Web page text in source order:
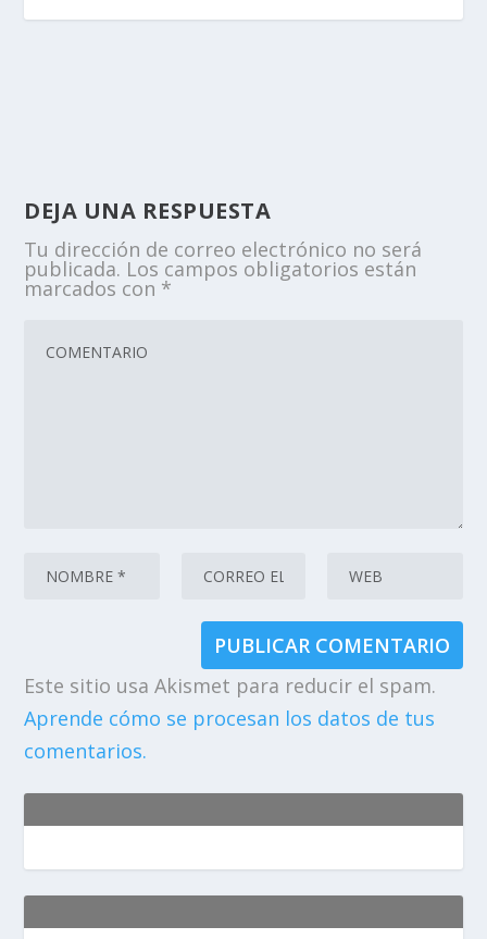
DEJA UNA RESPUESTA
Tu dirección de correo electrónico no será
publicada. Los campos obligatorios están
marcados con *
Este sitio usa Akismet para reducir el spam.
Aprende cómo se procesan los datos de tus
comentarios.